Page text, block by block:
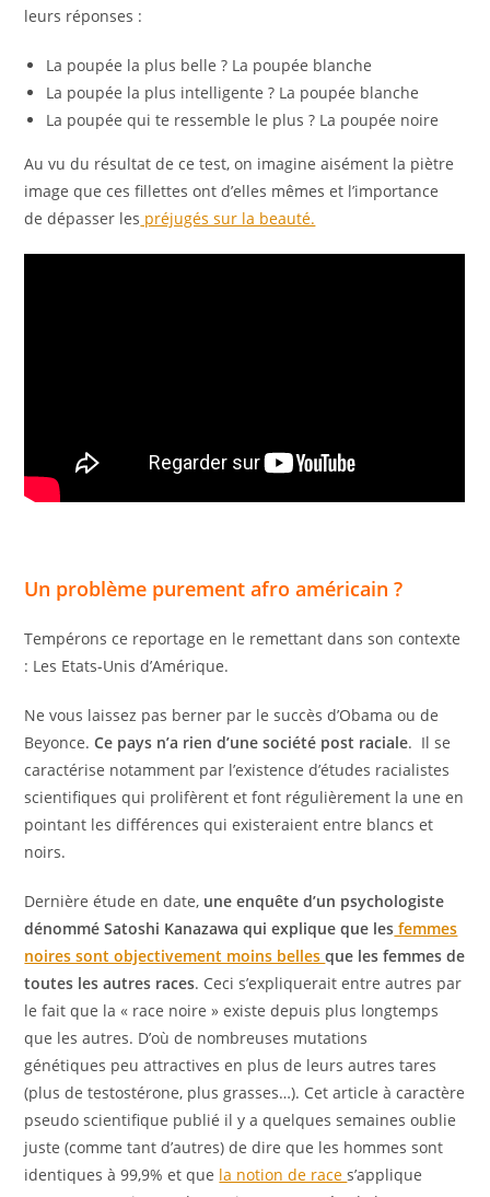
leurs réponses :
La poupée la plus belle ? La poupée blanche
La poupée la plus intelligente ? La poupée blanche
La poupée qui te ressemble le plus ? La poupée noire
Au vu du résultat de ce test, on imagine aisément la piètre
image que ces fillettes ont d’elles mêmes et l’importance
de dépasser les préjugés sur la beauté.
Un problème purement afro américain ?
Tempérons ce reportage en le remettant dans son contexte
: Les Etats-Unis d’Amérique.
Ne vous laissez pas berner par le succès d’Obama ou de
Beyonce.Ce pays n’a rien d’une société post raciale. Il se
caractérise notamment par l’existence d’études racialistes
scientifiques qui prolifèrent et font régulièrement la une en
pointant les différences qui existeraient entre blancs et
noirs.
Dernière étude en date, une enquête d’un psychologiste
dénommé Satoshi Kanazawa qui explique que les femmes
noires sont objectivement moins bellesque les femmes de
toutes les autres races. Ceci s’expliquerait entre autres par
le fait que la « race noire » existe depuis plus longtemps
que les autres. D’où de nombreuses mutations
génétiques peu attractives en plus de leurs autres tares
(plus de testostérone, plus grasses…). Cet article à caractère
pseudo scientifique publié il y a quelques semaines oublie
juste (comme tant d’autres) de dire que les hommes sont
identiques à 99,9% et que la notion de races’applique